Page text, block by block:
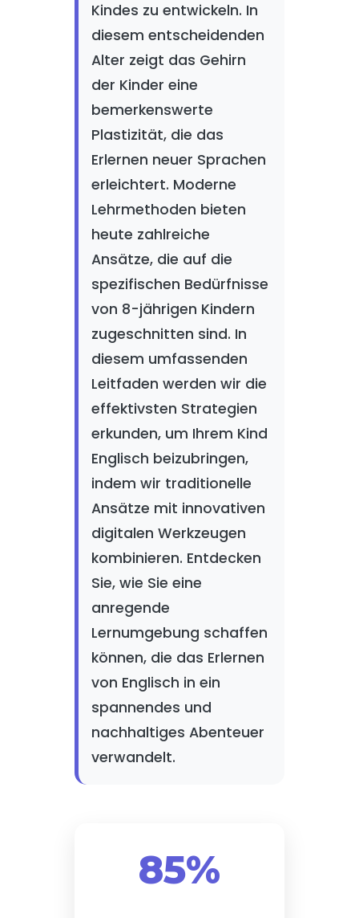
Kindes zu entwickeln. In
diesem entscheidenden
Alter zeigt das Gehirn
der Kinder eine
bemerkenswerte
Plastizität, die das
Erlernen neuer Sprachen
erleichtert. Moderne
Lehrmethoden bieten
heute zahlreiche
Ansätze, die auf die
spezifischen Bedürfnisse
von 8-jährigen Kindern
zugeschnitten sind. In
diesem umfassenden
Leitfaden werden wir die
effektivsten Strategien
erkunden, um Ihrem Kind
Englisch beizubringen,
indem wir traditionelle
Ansätze mit innovativen
digitalen Werkzeugen
kombinieren. Entdecken
Sie, wie Sie eine
anregende
Lernumgebung schaffen
können, die das Erlernen
von Englisch in ein
spannendes und
nachhaltiges Abenteuer
verwandelt.
85%